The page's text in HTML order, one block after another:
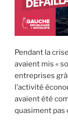
Pendant la
avaient mis «
entreprises
l’activité
avaient été
quasiment pas